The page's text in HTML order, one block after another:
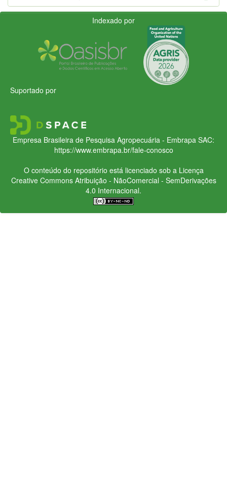
Indexado por
Suportado por
Empresa Brasileira de Pesquisa Agropecuária - Embrapa SAC:
https://www.embrapa.br/fale-conosco
O conteúdo do repositório está licenciado sob a Licença
Creative CommonsAtribuição - NãoComercial - SemDerivações
4.0 Internacional.